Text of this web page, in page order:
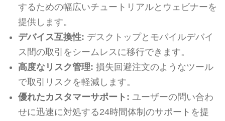
するための幅広いチュートリアルとウェビナーを
提供します。
デバイス互換性: デスクトップとモバイルデバイ
ス間の取引をシームレスに移行できます。
高度なリスク管理: 損失回避注文のようなツール
で取引リスクを軽減します。
優れたカスタマーサポート: ユーザーの問い合わ
せに迅速に対処する24時間体制のサポートを提